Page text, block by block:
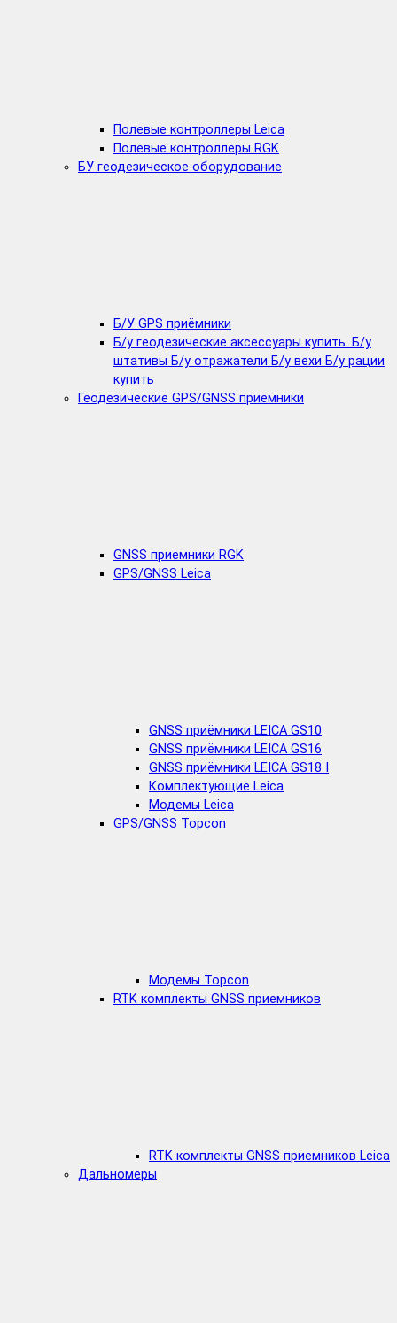
Полевые контроллеры Leica
Полевые контроллеры RGK
БУ геодезическое оборудование
Б/У GPS приёмники
Б/у геодезические аксессуары купить. Б/у
штативы Б/у отражатели Б/у вехи Б/у рации
купить
Геодезические GPS/GNSS приемники
GNSS приемники RGK
GPS/GNSS Leica
GNSS приёмники LEICA GS10
GNSS приёмники LEICA GS16
GNSS приёмники LEICA GS18 I
Комплектующие Leica
Модемы Leica
GPS/GNSS Topcon
Модемы Topcon
RTK комплекты GNSS приемников
RTK комплекты GNSS приемников Leica
Дальномеры